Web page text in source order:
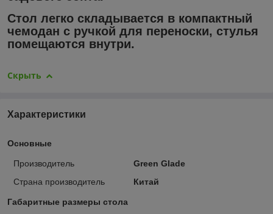
Стол легко складывается в компактный
чемодан с ручкой для переноски, стулья
помещаются внутри.
Скрыть
Характеристики
Основные
Производитель
Green Glade
Страна производитель
Китай
Габаритные размеры стола